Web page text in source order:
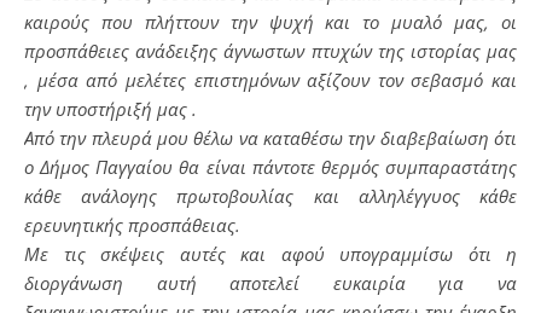
καιρούς που πλήττουν την ψυχή και το μυαλό μας, οι
προσπάθειες ανάδειξης άγνωστων πτυχών της ιστορίας μας
, μέσα από μελέτες επιστημόνων αξίζουν τον σεβασμό και
την υποστήριξή μας .
Από την πλευρά μου θέλω να καταθέσω την διαβεβαίωση ότι
ο Δήμος Παγγαίου θα είναι πάντοτε θερμός συμπαραστάτης
κάθε ανάλογης πρωτοβουλίας και αλληλέγγυος κάθε
ερευνητικής προσπάθειας.
Με τις σκέψεις αυτές και αφού υπογραμμίσω ότι η
διοργάνωση αυτή αποτελεί ευκαιρία για να